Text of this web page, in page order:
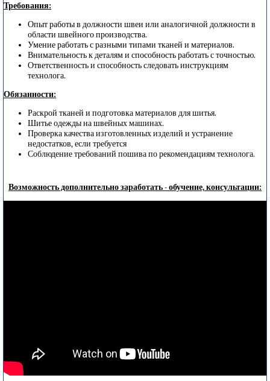
Требования:
Опыт работы в должности швеи или аналогичной должности в
области швейного производства.
Умение работать с разными типами тканей и материалов.
Внимательность к деталям и способность работать с точностью.
Ответственность и способность следовать инструкциям
технолога.
Обязанности:
Раскрой тканей и подготовка материалов для шитья.
Шитье одежды на швейных машинах.
Проверка качества изготовленных изделий и устранение
недостатков, если требуется
Соблюдение требований пошива по рекомендациям технолога.
Возможность дополнительно заработать - обучение, консультации: